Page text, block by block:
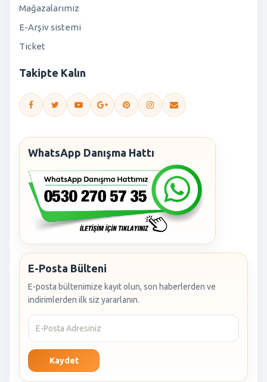
Mağazalarımız
E-Arşiv sistemi
Ticket
Takipte Kalın
WhatsApp Danışma Hattı
E-Posta Bülteni
E-posta bültenimize kayıt olun, son haberlerden ve
indirimlerden ilk siz yararlanın.
Kaydet